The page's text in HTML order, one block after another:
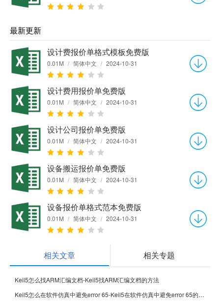
最新更新
设计费报价单格式模板免费版
0.01M / 简体中文 / 2024-10-31
设计费用报价单免费版
0.01M / 简体中文 / 2024-10-31
设计公司报价单免费版
0.01M / 简体中文 / 2024-10-31
设备搬运报价单免费版
0.01M / 简体中文 / 2024-10-31
设备报价单格式范本免费版
0.01M / 简体中文 / 2024-10-31
相关文章 相关专题
Keil5怎么找ARM汇编文档-Keil5找ARM汇编文档的方法
Keil5怎么在软件仿真中避免error 65-Keil5在软件仿真中避免error 65的方法